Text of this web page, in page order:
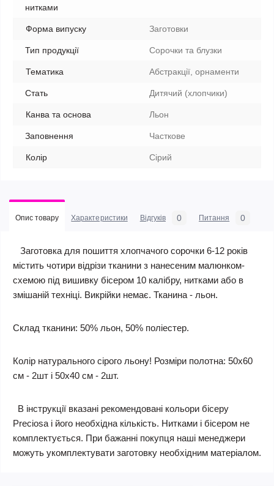
нитками
Форма випуску Заготовки
Тип продукції Сорочки та блузки
Тематика Абстракції, орнаменти
Стать Дитячий (хлопчики)
Канва та основа Льон
Заповнення Часткове
Колір Сірий
Опис товару Характеристики Відгуків 0 Питання 0
Заготовка для пошиття хлопчачого сорочки 6-12 років
містить чотири відрізи тканини з нанесеним малюнком-
схемою під вишивку бісером 10 калібру, нитками або в
змішаній техніці. Викрійки немає. Тканина - льон.
Склад тканини: 50% льон, 50% поліестер.
Колір натурального сірого льону! Розміри полотна: 50х60
см - 2шт і 50х40 см - 2шт.
В інструкції вказані рекомендовані кольори бісеру
Preciosa і його необхідна кількість. Нитками і бісером не
комплектується. При бажанні покупця наші менеджери
можуть укомплектувати заготовку необхідним матеріалом.